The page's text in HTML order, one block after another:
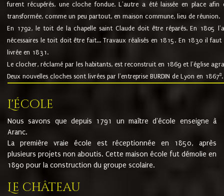
furent récupérés, une cloche fondue. L'autre a été laissée en place
transformée, comme un peu partout, en maison commune, lieu de réunion.
En 1792, le toit de la chapelle saint Claude doit être réparés. En 1805
nécessaires le toit doit être fait... Travaux réalisés en 1815. En 1830 il
livrée en 1831.
Le clocher, réclamé par les habitants, est reconstruit en 1869 et l'église
Deux nouvelles cloches sont livrées par l'entreprise BURDIN de Lyon en 18678.
L'école
Nous savons que depuis 1791 un maître d'école enseigne à
Aranc.
La première vraie école est réceptionnée en 1850, après
plusieurs projets non aboutis. Cette maison école fut démolie en
1890 pour la construction du groupe scolaire.
Le château